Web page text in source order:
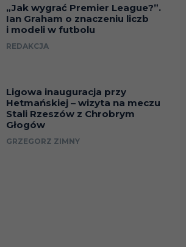
„Jak wygrać Premier League?”.
Ian Graham o znaczeniu liczb
i modeli w futbolu
REDAKCJA
Ligowa inauguracja przy
Hetmańskiej – wizyta na meczu
Stali Rzeszów z Chrobrym
Głogów
GRZEGORZ ZIMNY